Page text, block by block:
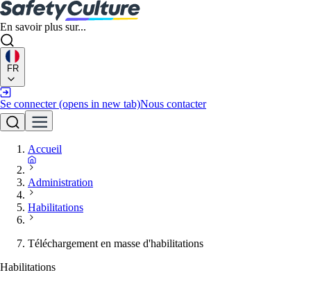
En savoir plus sur...
FR
Se connecter (opens in new tab)Nous contacter
Accueil
Administration
Habilitations
Téléchargement en masse d'habilitations
Habilitations